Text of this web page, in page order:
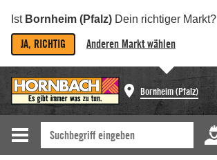
Ist Bornheim (Pfalz) Dein richtiger Markt?
JA, RICHTIG Anderen Markt wählen
Bornheim (Pfalz)